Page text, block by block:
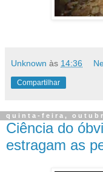
Unknown às 14:36
Compartilhar
quinta-feira,
Ciência do
estragam as